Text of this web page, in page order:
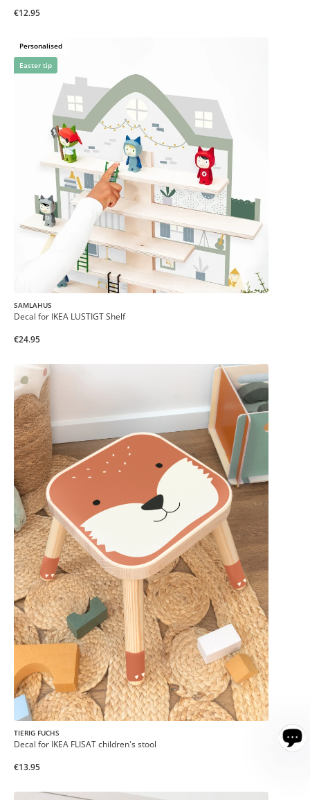
€12.95
Personalised
Easter tip
SAMLAHUS
Decal for IKEA LUSTIGT Shelf
€24.95
TIERIG FUCHS
Decal for IKEA FLISAT children's stool
€13.95